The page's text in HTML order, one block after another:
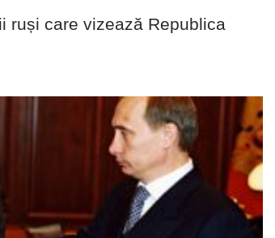
ruși care vizează Republica